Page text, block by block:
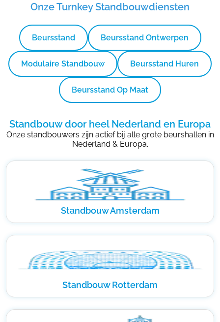
Onze Turnkey Standbouwdiensten
Beursstand Beursstand Ontwerpen
Modulaire Standbouw Beursstand Huren
Beursstand Op Maat
Standbouw door heel Nederland en Europa
Onze standbouwers zijn actief bij alle grote beurshallen in
Nederland & Europa.
Standbouw Amsterdam
Standbouw Rotterdam